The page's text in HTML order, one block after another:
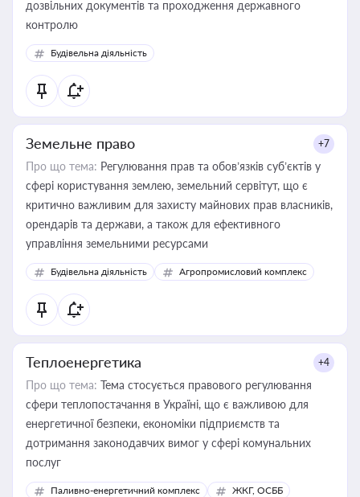
дозвільних документів та проходження державного
контролю
Будівельна діяльність
Земельне право +7
Про що тема: Регулювання прав та обов’язків суб’єктів у
сфері користування землею, земельний сервітут, що є
критично важливим для захисту майнових прав власників,
орендарів та держави, а також для ефективного
управління земельними ресурсами
Будівельна діяльність Агропромисловий комплекс
Теплоенергетика +4
Про що тема: Тема стосується правового регулювання
сфери теплопостачання в Україні, що є важливою для
енергетичної безпеки, економіки підприємств та
дотримання законодавчих вимог у сфері комунальних
послуг
Паливно-енергетичний комплекс ЖКГ, ОСББ